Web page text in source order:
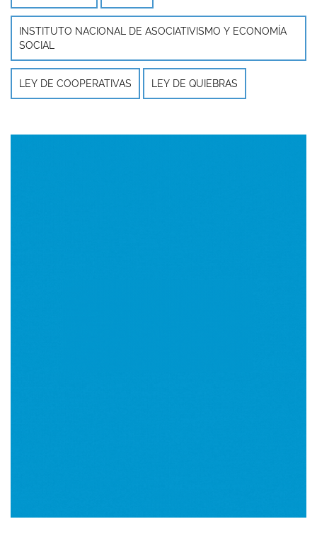
INSTITUTO NACIONAL DE ASOCIATIVISMO Y ECONOMÍA
SOCIAL
LEY DE COOPERATIVAS LEY DE QUIEBRAS